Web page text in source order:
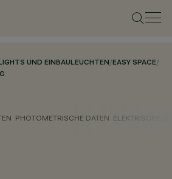
UND EINBAULEUCHTEN/EASY SPACE/
PHOTOMETRISCHE DATEN ELEKTRISCHE